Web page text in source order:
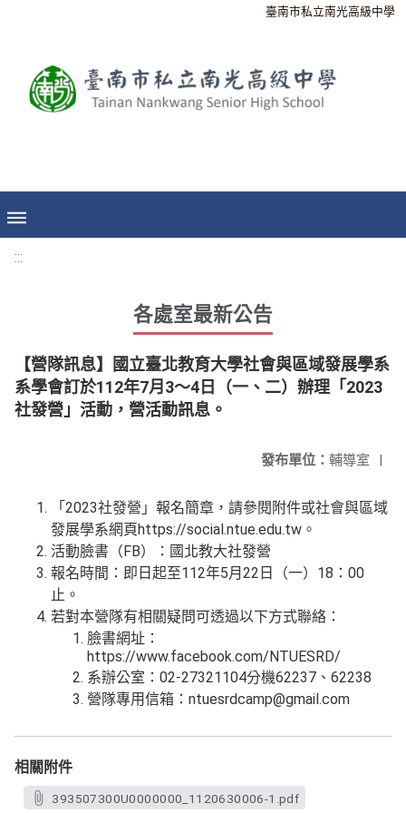
臺南市私立南光高級中學
:::
各處室最新公告
【營隊訊息】國立臺北教育大學社會與區域發展學系
系學會訂於112年7月3～4日（一、二）辦理「2023
社發營」活動，營活動訊息。
發布單位： 輔導室 |
「2023社發營」報名簡章，請參閱附件或社會與區域
發展學系網頁https://social.ntue.edu.tw。
活動臉書（FB）：國北教大社發營
報名時間：即日起至112年5月22日（一）18：00
止。
若對本營隊有相關疑問可透過以下方式聯絡：
臉書網址：
https://www.facebook.com/NTUESRD/
系辦公室：02-27321104分機62237、62238
營隊專用信箱：ntuesrdcamp@gmail.com
相關附件
393507300U0000000_1120630006-1.pdf